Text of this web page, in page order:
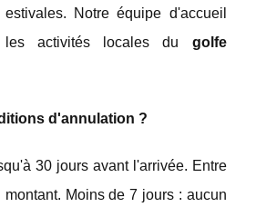
Notre équipe d'accueil
activités locales du golfe
d'annulation ?
30 jours avant l'arrivée. Entre
Moins de 7 jours : aucun